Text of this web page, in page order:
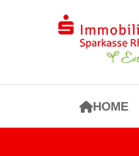
HOME
HOME